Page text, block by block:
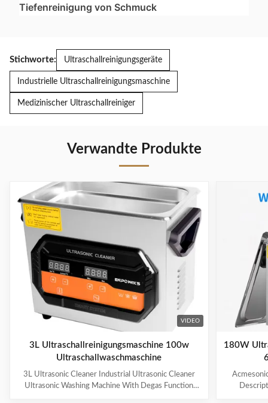
Tiefenreinigung von Schmuck
Stichworte: Ultraschallreinigungsgeräte
Industrielle Ultraschallreinigungsmaschine
Medizinischer Ultraschallreiniger
Verwandte Produkte
VIDEO
3L Ultraschallreinigungsmaschine 100w
Ultraschallwaschmaschine
3L Ultrasonic Cleaner Industrial Ultrasonic Cleaner
Ultrasonic Washing Machine With Degas Function
180W